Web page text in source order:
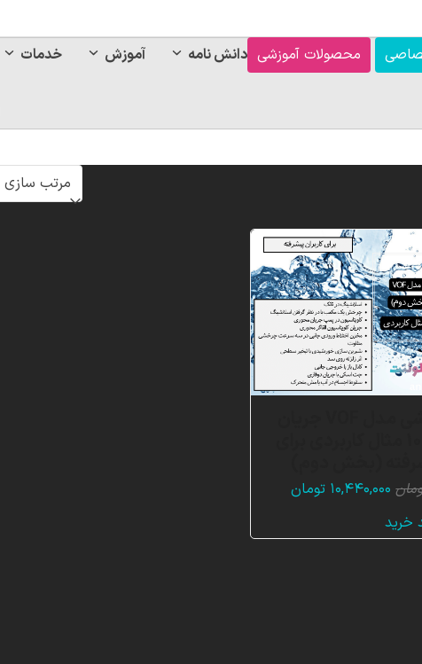
خدمات آموزش دانش نامه محصولات آموزشی
(بخش دوم)
قیمت
۱۰,۴۴۰,۰۰۰ تومانقیمت
خرید